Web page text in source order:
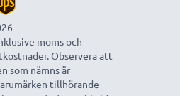
moms och
Observera att
som nämns är
tillhörande